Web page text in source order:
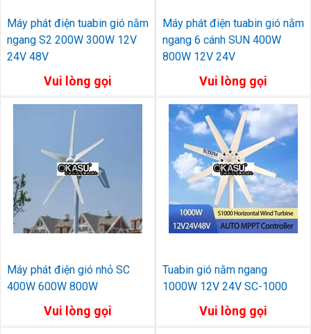
Máy phát điện tuabin gió nằm
ngang S2 200W 300W 12V
24V 48V
Vui lòng gọi
Máy phát điện tuabin gió nằm
ngang 6 cánh SUN 400W
800W 12V 24V
Vui lòng gọi
Máy phát điện gió nhỏ SC
400W 600W 800W
Vui lòng gọi
Tuabin gió nằm ngang
1000W 12V 24V SC-1000
Vui lòng gọi